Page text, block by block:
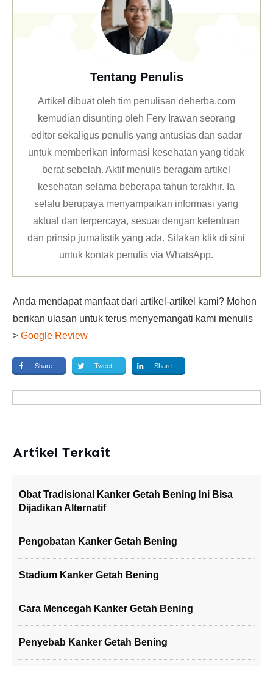
Tentang Penulis
Artikel dibuat oleh tim penulisan deherba.com
kemudian disunting oleh Fery Irawan seorang
editor sekaligus penulis yang antusias dan sadar
untuk memberikan informasi kesehatan yang tidak
berat sebelah. Aktif menulis beragam artikel
kesehatan selama beberapa tahun terakhir. Ia
selalu berupaya menyampaikan informasi yang
aktual dan terpercaya, sesuai dengan ketentuan
dan prinsip jurnalistik yang ada. Silakan klikdi sini
untuk kontak penulis via WhatsApp.
Anda mendapat manfaat dari artikel-artikel kami? Mohon
berikan ulasan untuk terus menyemangati kami menulis
> Google Review
Share Tweet Share
Artikel Terkait
Obat Tradisional Kanker Getah Bening Ini Bisa
Dijadikan Alternatif
Pengobatan Kanker Getah Bening
Stadium Kanker Getah Bening
Cara Mencegah Kanker Getah Bening
Penyebab Kanker Getah Bening